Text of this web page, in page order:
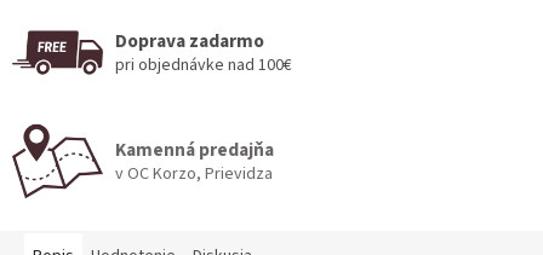
Doprava zadarmo
pri objednávke nad 100€
Kamenná predajňa
v OC Korzo, Prievidza